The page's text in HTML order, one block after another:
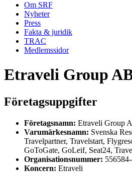
Om SRF
Nyheter
Press
Fakta & juridik
TRAC
Medlemssidor
Etraveli Group
Företagsuppgifter
Företagsnamn: Etraveli Group
Varumärkesnamn: Svenska
Travelpartner, Travelstart,
GoToGate, GoLeif, Seat24,
Organisationsnummer:
Koncern: Etraveli